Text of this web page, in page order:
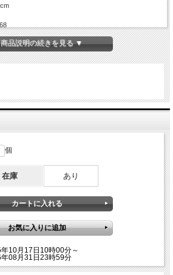
品説明の続きを見る ▼
個
在庫 あり
10月17日10時00分～
08月31日23時59分